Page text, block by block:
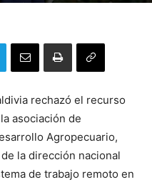
rechazó el recurso
asociación de
Agropecuario,
la dirección nacional
de trabajo remoto en